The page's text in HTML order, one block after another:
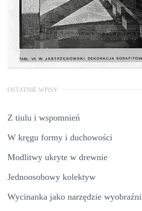
OSTATNIE WPISY
Z tiulu i wspomnień
W kręgu formy i duchowości
Modlitwy ukryte w drewnie
Jednoosobowy kolektyw
Wycinanka jako narzędzie wyobraźni